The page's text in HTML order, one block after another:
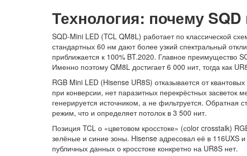
Технология: почему
SQD-Mini LED (TCL QM8L) работает по классической
стандартных 60 нм дают более узкий спектральный
приближается к 100% BT.2020. Главное преимущество
Именно поэтому QM8L достигает 6 000 нит, тогда как
RGB Mini LED (Hisense UR8S) отказывается от
при конверсии, нет паразитных перекрёстных засветок
генерируется источником, а не фильтруется. Обратная
режим, что и определяет потолок в 3 500 нит.
Позиция TCL о «цветовом кросстоке» (сolor crosstalk)
зелёные и синие зоны. Hisense адресовал её в 116UXS
публичных данных о кросстоке конкретно на UR8S нет.